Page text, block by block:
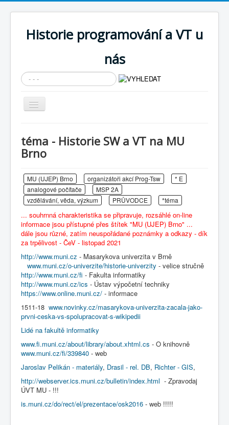
Historie programování a VT u
nás
Vyhledávání...
Přepnout
navigaci
Cíle expozice
Současnost SW a IT
KNIHOVNA
Historické počítače
COBOL
Úvod
Témata ()
> Historie SW a VT na MU Brno
téma - Historie SW a VT na MU
Brno
MU (UJEP) Brno organizátoři akcí Prog-Tsw
* E
analogové počítače
MSP 2A
vzdělávání, věda, výzkum
PRŮVODCE *téma
... souhrnná charakteristika se připravuje, rozsáhlé on-line
informace jsou přístupné přes štítek "MU (UJEP) Brno" ...
dále jsou různé, zatím neuspořádané poznámky a odkazy - dík
za trpělivost - ČeV - listopad 2021
http://www.muni.cz - Masarykova univerzita v Brně
www.muni.cz/o-univerzite/historie-univerzity - velice stručně
http://www.muni.cz/fi - Fakulta informatiky
http://www.muni.cz/ics - Ústav výpočetní techniky
https://www.online.muni.cz/ - informace
1511-18 www.novinky.cz/masarykova-univerzita-zacala-jako-
prvni-ceska-vs-spolupracovat-s-wikipedii
Lidé na fakultě informatiky
www.fi.muni.cz/about/library/about.xhtml.cs - O knihovně
www.muni.cz/fi/339840 - web
Jaroslav Pelikán - materiály, Drasil - rel. DB, Richter - GIS,
http://webserver.ics.muni.cz/bulletin/index.html - Zpravodaj
ÚVT MU - !!!
is.muni.cz/do/rect/el/prezentace/osk2016 - web !!!!!